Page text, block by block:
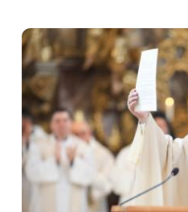
Image